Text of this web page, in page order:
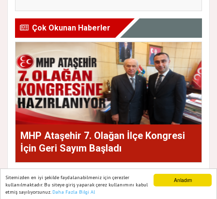
Anladım
Sitemizden en iyi şekilde faydalanabilmeniz için çerezler
kullanılmaktadır. Bu siteye giriş yaparak çerez kullanımını kabul
etmiş sayılıyorsunuz. Daha Fazla Bilgi Al
Çok Okunan Haberler
MHP Ataşehir 7. Olağan İlçe Kongresi
İçin Geri Sayım Başladı
Ana Sayfa Web TV